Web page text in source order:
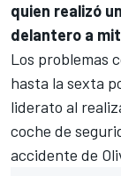
quien realizó
delantero a
Los problemas
hasta la sexta
liderato al
coche de
accidente de